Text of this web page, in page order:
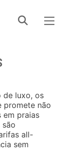
de luxo, os
promete não
em praias
são
all-
sem